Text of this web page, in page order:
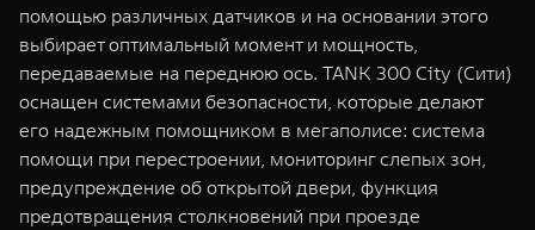
помощью различных датчиков и на основании этого
выбирает оптимальный момент и мощность,
передаваемые на переднюю ось. TANK 300 City (Сити)
оснащен системами безопасности, которые делают
его надежным помощником в мегаполисе: система
помощи при перестроении, мониторинг слепых зон,
предупреждение об открытой двери, функция
предотвращения столкновений при проезде